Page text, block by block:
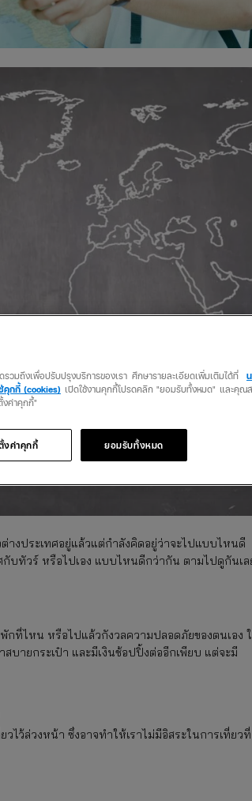
างประเทศอยู่แล้วแต่กำลังคิดอยู่ว่าจะไปแบบไหนดี
กับทัวร์ หรือไปเอง แบบไหนดีกว่ากัน ตามไปดูกันเล
กที่ไหน หรือไปแล้วกังวลความปลอดภัยของตนเอง
บายกระเป๋า และมีเงินช้อปปิ้งต่ออีกเพียบ แต่จะมี
ว้ล่วงหน้า ซึ่งอาจทำให้เราไม่มีอิสระในการเที่ยวที่
วมถึงเพื่อปรับปรุงบริการของเรา ศึกษารายละเอียดเพิ่มเติมได้ที่
คุกกี้ (cookies) เปิดใช้งานคุกกี้โปรดคลิก "ยอมรับทั้งหมด" และคุณ
งค่าคุกกี้"
ยอมรับทั้งหมด
งค่าคุกกี้